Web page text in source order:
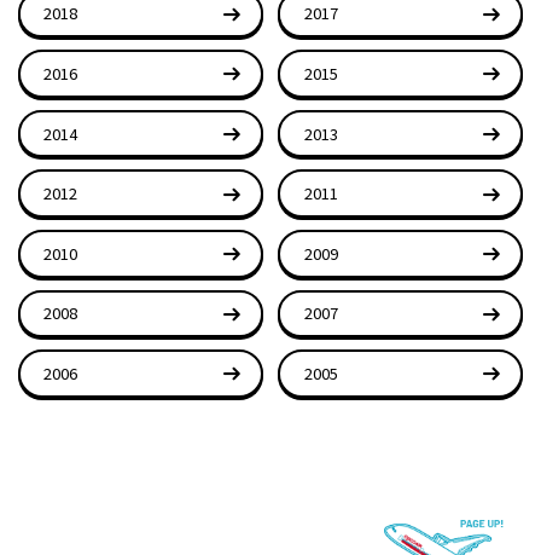
2018 2017
2016 2015
2014 2013
2012 2011
2010 2009
2008 2007
2006 2005